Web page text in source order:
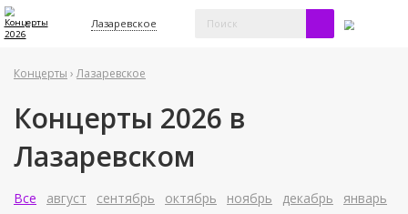
Лазаревское
Концерты ›Лазаревское
Концерты 2026 в
Лазаревском
Все август сентябрь октябрь ноябрь декабрь
январь